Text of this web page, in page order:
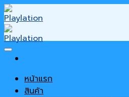
Skip
to
content
หน้าแรก
สินค้า